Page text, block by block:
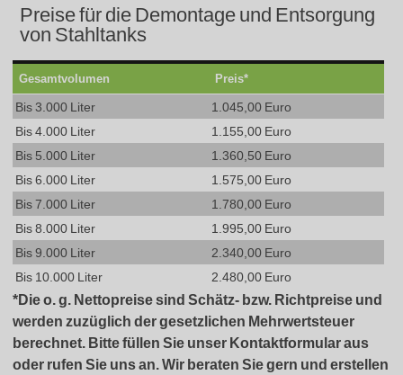
Preise für die Demontage und Entsorgung
von Stahltanks
Gesamtvolumen Preis*
Bis 3.000 Liter
1.045,00 Euro
Bis 4.000 Liter
1.155,00 Euro
Bis 5.000 Liter
1.360,50 Euro
Bis 6.000 Liter
1.575,00 Euro
Bis 7.000 Liter
1.780,00 Euro
Bis 8.000 Liter
1.995,00 Euro
Bis 9.000 Liter
2.340,00 Euro
Bis 10.000 Liter
2.480,00 Euro
*Die o. g. Nettopreise sind Schätz- bzw. Richtpreise und
werden zuzüglich der gesetzlichen Mehrwertsteuer
berechnet. Bitte füllen Sie unser Kontaktformular aus
oder rufen Sie uns an. Wir beraten Sie gern und erstellen